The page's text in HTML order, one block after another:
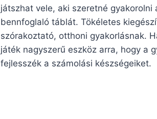
játszhat vele, aki szeretné
bennfoglaló táblát. Tökéletes
szórakoztató, otthoni gyakorlásnak.
játék nagyszerű eszköz arra, hogy a
fejlesszék a számolási készségeiket.